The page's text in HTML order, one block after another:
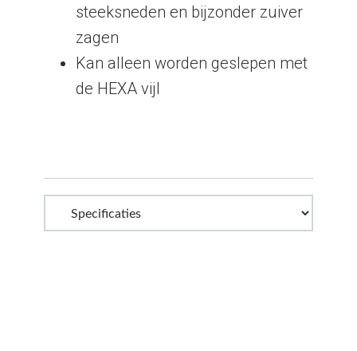
steeksneden en bijzonder zuiver
zagen
Kan alleen worden geslepen met
de HEXA vijl